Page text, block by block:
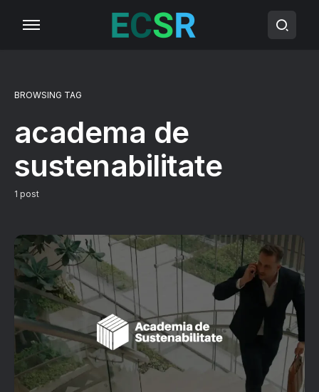
BROWSING TAG
academa de
sustenabilitate
1 post